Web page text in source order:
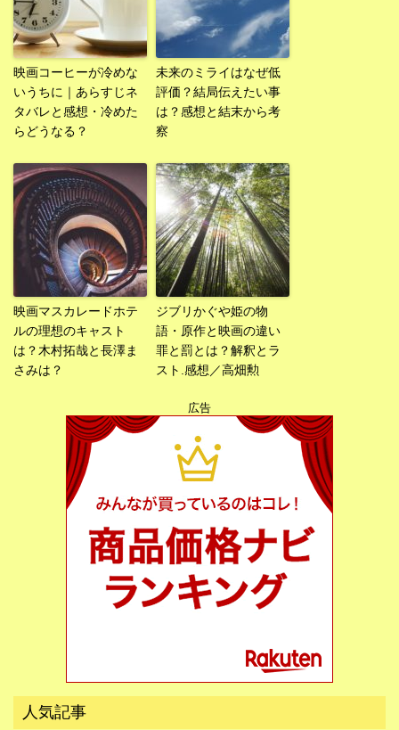
映画コーヒーが冷めな
いうちに｜あらすじネ
タバレと感想・冷めた
らどうなる？
未来のミライはなぜ低
評価？結局伝えたい事
は？感想と結末から考
察
映画マスカレードホテ
ルの理想のキャスト
は？木村拓哉と長澤ま
さみは？
ジブリかぐや姫の物
語・原作と映画の違い
罪と罰とは？解釈とラ
スト.感想／高畑勲
広告
人気記事